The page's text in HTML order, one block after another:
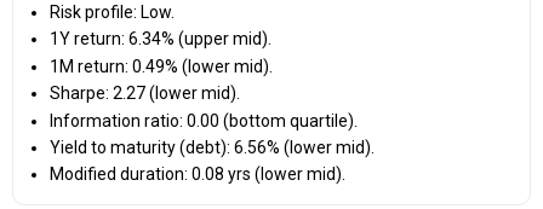
Risk profile: Low.
1Y return: 6.34% (upper mid).
1M return: 0.49% (lower mid).
Sharpe: 2.27 (lower mid).
Information ratio: 0.00 (bottom quartile).
Yield to maturity (debt): 6.56% (lower mid).
Modified duration: 0.08 yrs (lower mid).